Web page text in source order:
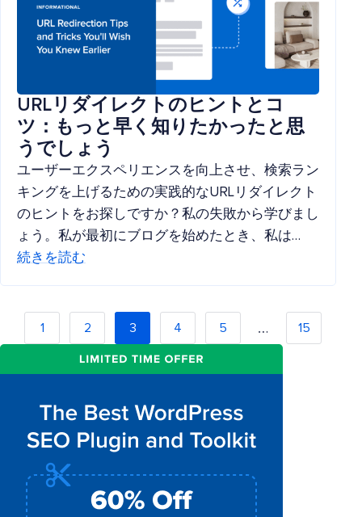
URLリダイレクトのヒントとコ
ツ：もっと早く知りたかったと思
うでしょう
ユーザーエクスペリエンスを向上させ、検索ラン
キングを上げるための実践的なURLリダイレクト
のヒントをお探しですか？私の失敗から学びまし
ょう。私が最初にブログを始めたとき、私は…
続きを読む
1 2 3 4 5 … 15